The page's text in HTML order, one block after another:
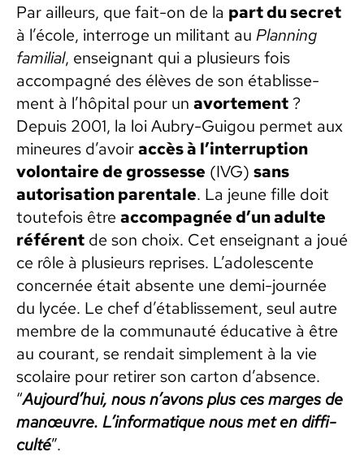
Par ailleurs, que fait-on de la part du secret
à l’école, inter­roge un mil­i­tant au Plan­ning
famil­ial, enseignant qui a plusieurs fois
accom­pa­g­né des élèves de son étab­lisse­
ment à l’hôpital pour un avorte­ment ?
Depuis 2001, la loi Aubry-Guigou per­met aux
mineures d’avoiraccès à l’interruption
volon­taire de grossesse (IVG) sans
autori­sa­tion parentale. La jeune fille doit
toute­fois être accom­pa­g­née d’un adulte
référent de son choix. Cet enseignant a joué
ce rôle à plusieurs repris­es. L’adolescente
con­cernée était absente une demi-journée
du lycée. Le chef d’établissement, seul autre
mem­bre de la com­mu­nauté éduca­tive à être
au courant, se rendait sim­ple­ment à la vie
sco­laire pour retir­er son car­ton d’absence.
“Aujourd’hui, nous n’avons plus ces marges de
manœu­vre. L’informatique nous met en dif­fi­
culté”.